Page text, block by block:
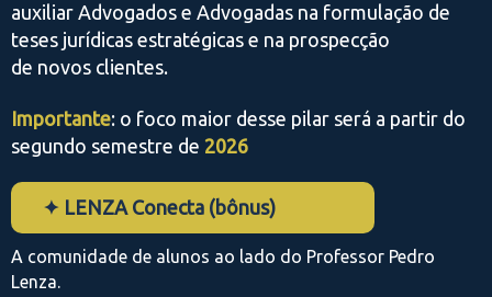
auxiliar Advogados e Advogadas na formulação de
teses jurídicas estratégicas e na prospecção
de novos clientes.
Importante: o foco maior desse pilar será a partir do
segundo semestre de 2026
✦ LENZA Conecta (bônus)
A comunidade de alunos ao lado do Professor Pedro
Lenza.